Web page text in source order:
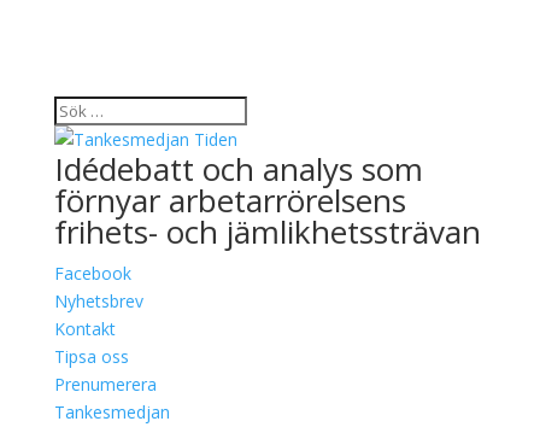
Idédebatt och analys som
förnyar arbetarrörelsens
frihets- och jämlikhetssträvan
Facebook
Nyhetsbrev
Kontakt
Tipsa oss
Prenumerera
Tankesmedjan